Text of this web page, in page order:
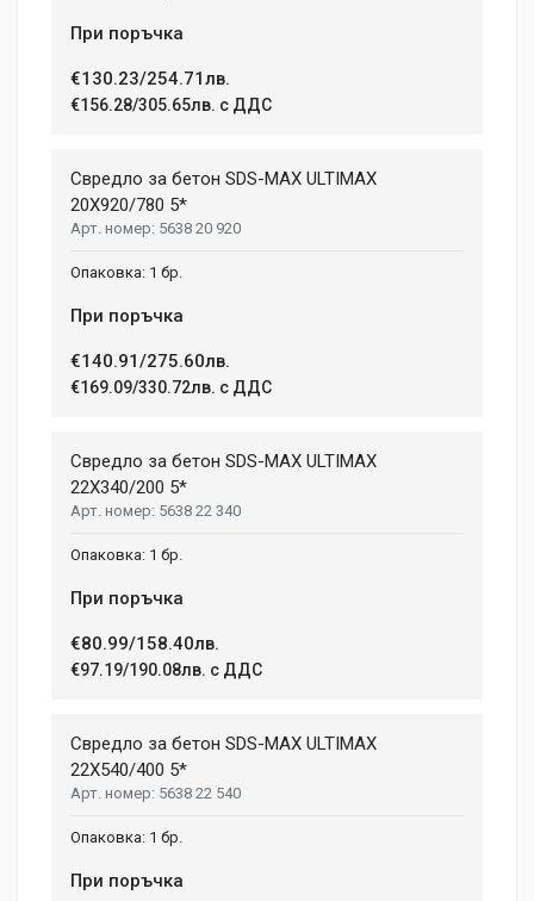
При поръчка
€130.23/254.71лв.
€156.28/305.65лв. с ДДС
Свредло за бетон SDS-MAX ULTIMAX
20X920/780 5*
5638 20 920
1 бр.
При поръчка
€140.91/275.60лв.
€169.09/330.72лв. с ДДС
Свредло за бетон SDS-MAX ULTIMAX
22X340/200 5*
5638 22 340
1 бр.
При поръчка
€80.99/158.40лв.
€97.19/190.08лв. с ДДС
Свредло за бетон SDS-MAX ULTIMAX
22X540/400 5*
5638 22 540
1 бр.
При поръчка